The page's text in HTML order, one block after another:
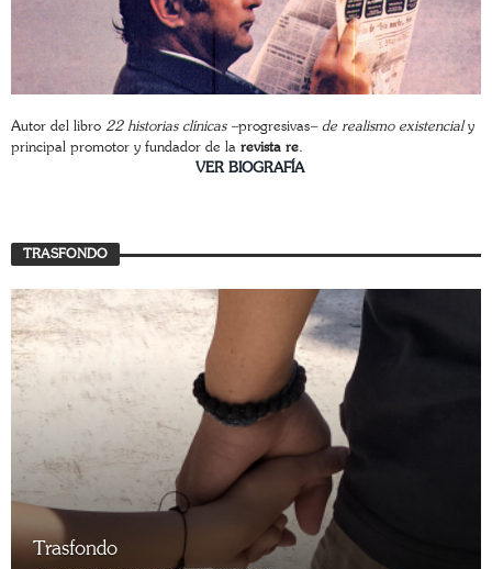
Autor del libro 22 historias clínicas –progresivas– de realismo existencialy
principal promotor y fundador de la revista re.
VER BIOGRAFÍA
TRASFONDO
Trasfondo